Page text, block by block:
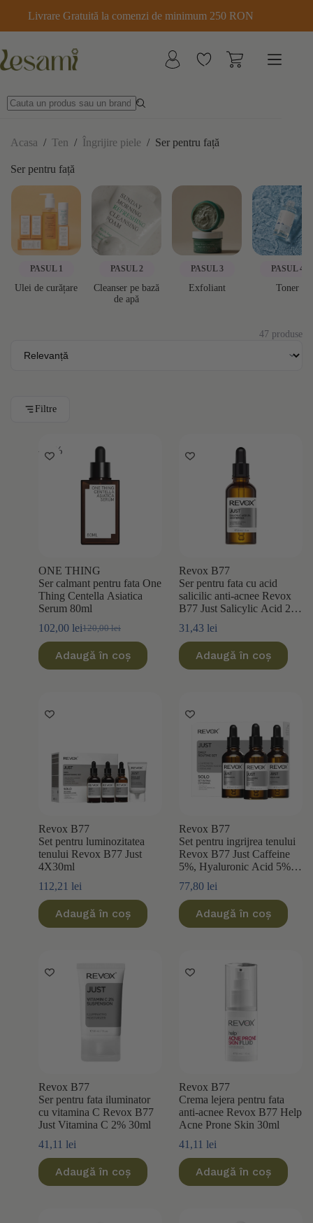
conținut
Livrare Gratuită la comenzi de minimum 250 RON
Acasa / Ten / Îngrijire piele / Ser pentru față
Ser pentru față
PASUL 1
Ulei de curățare
PASUL 2
Cleanser pe bază
de apă
PASUL 3
Exfoliant
PASUL 4
Toner
47 produse
Filtre
-15%
ONE THING
Ser calmant pentru fata One
Thing Centella Asiatica
Serum 80ml
120,00lei
Prețul
a
fost:
102,00 leiPrețul
este:
102,00 lei.
Adaugă în coș
Revox B77
Ser pentru fata cu acid
salicilic anti-acnee Revox
B77 Just Salicylic Acid 2%
31,43 lei
Adaugă în coș
Revox B77
Set pentru luminozitatea
tenului Revox B77 Just
4X30ml
112,21 lei
Adaugă în coș
Revox B77
Set pentru ingrijrea tenului
Revox B77 Just Caffeine
5%, Hyaluronic Acid 5%,
77,80 lei
Adaugă în coș
Revox B77
Ser pentru fata iluminator
cu vitamina C Revox B77
Just Vitamina C 2% 30ml
41,11 lei
Adaugă în coș
Revox B77
Crema lejera pentru fata
anti-acnee Revox B77 Help
Acne Prone Skin 30ml
41,11 lei
Adaugă în coș